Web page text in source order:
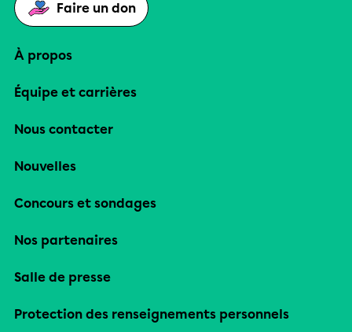
Faire un don
À propos
Équipe et carrières
Nous contacter
Nouvelles
Concours et sondages
Nos partenaires
Salle de presse
Protection des renseignements personnels